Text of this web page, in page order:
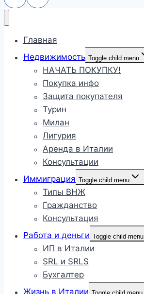
Главная
Недвижимость Toggle child menu
НАЧАТЬ ПОКУПКУ!
Покупка инфо
Защита покупателя
Турин
Милан
Лигурия
Аренда в Италии
Консультации
Иммиграция Toggle child menu
Типы ВНЖ
Гражданство
Консультация
Работа и деньги Toggle child menu
ИП в Италии
SRL и SRLS
Бухгалтер
Жизнь в Италии